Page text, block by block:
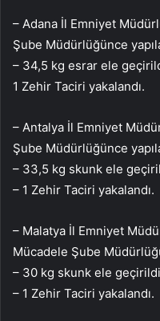
– Adana İl Emniyet
Şube Müdürlüğünce
– 34,5 kg esrar ele
1 Zehir Taciri yakalandı.
– Antalya İl Emniyet
Şube Müdürlüğünce
– 33,5 kg skunk ele
– 1 Zehir Taciri yakalandı.
– Malatya İl Emniyet
Mücadele Şube
– 30 kg skunk ele
– 1 Zehir Taciri yakalandı.